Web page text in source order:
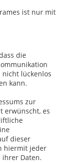
ist nur mit
die
nicht lückenlos
kann.
zur
erwünscht, es
dieser
hiermit jeder
ihrer Daten.